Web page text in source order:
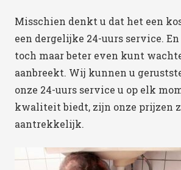
Misschien denkt u dat het een
een dergelijke 24-uurs service.
toch maar beter even kunt
aanbreekt. Wij kunnen u
onze 24-uurs service u op elk
kwaliteit biedt, zijn onze prijzen
aantrekkelijk.